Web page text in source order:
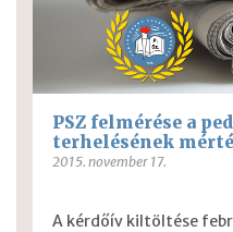
PSZ felmérése a
terhelésének
2015. november 17.
A kérdőív kiltöltése